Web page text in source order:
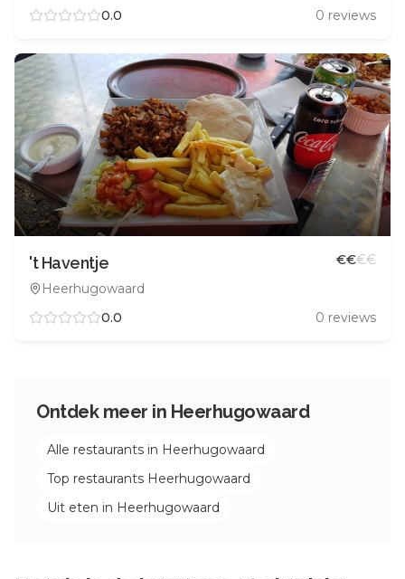
0.0 0 reviews
't Haventje
Heerhugowaard
€€€€
0.0 0 reviews
Ontdek meer in Heerhugowaard
Alle restaurants in Heerhugowaard
Top restaurants Heerhugowaard
Uit eten in Heerhugowaard